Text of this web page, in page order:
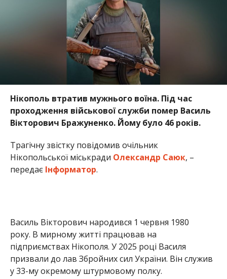
Нікополь втратив мужнього воїна. Під час
проходження військової служби помер Василь
Вікторович Бражуненко. Йому було 46 років.
Трагічну звістку повідомив очільник
Нікопольської міськради Олександр Саюк, –
передає Інформатор.
Василь Вікторович народився 1 червня 1980
року. В мирному житті працював на
підприємствах Нікополя. У 2025 році Василя
призвали до лав Збройних сил України. Він служив
у 33-му окремому штурмовому полку.